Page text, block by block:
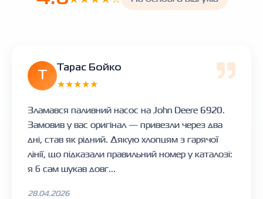
Тарас Бойко
★★★★★
Зламався паливний насос на John Deere 6920.
Замовив у вас оригінал — привезли через два
дні, став як рідний. Дякую хлопцям з гарячої
лінії, що підказали правильний номер у каталозі:
я б сам шукав довг...
28.04.2026